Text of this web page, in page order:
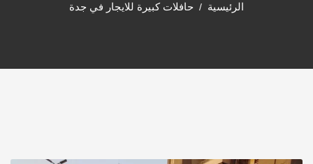
الرئيسية حافلات كبيرة للايجار في جدة